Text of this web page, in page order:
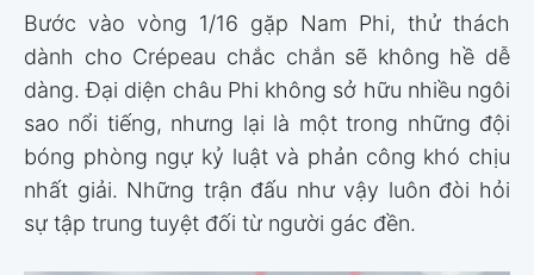
Bước vào vòng 1/16 gặp Nam Phi, thử thách
dành cho Crépeau chắc chắn sẽ không hề dễ
dàng. Đại diện châu Phi không sở hữu nhiều ngôi
sao nổi tiếng, nhưng lại là một trong những đội
bóng phòng ngự kỷ luật và phản công khó chịu
nhất giải. Những trận đấu như vậy luôn đòi hỏi
sự tập trung tuyệt đối từ người gác đền.